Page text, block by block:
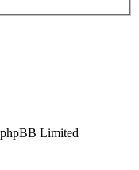
Limited